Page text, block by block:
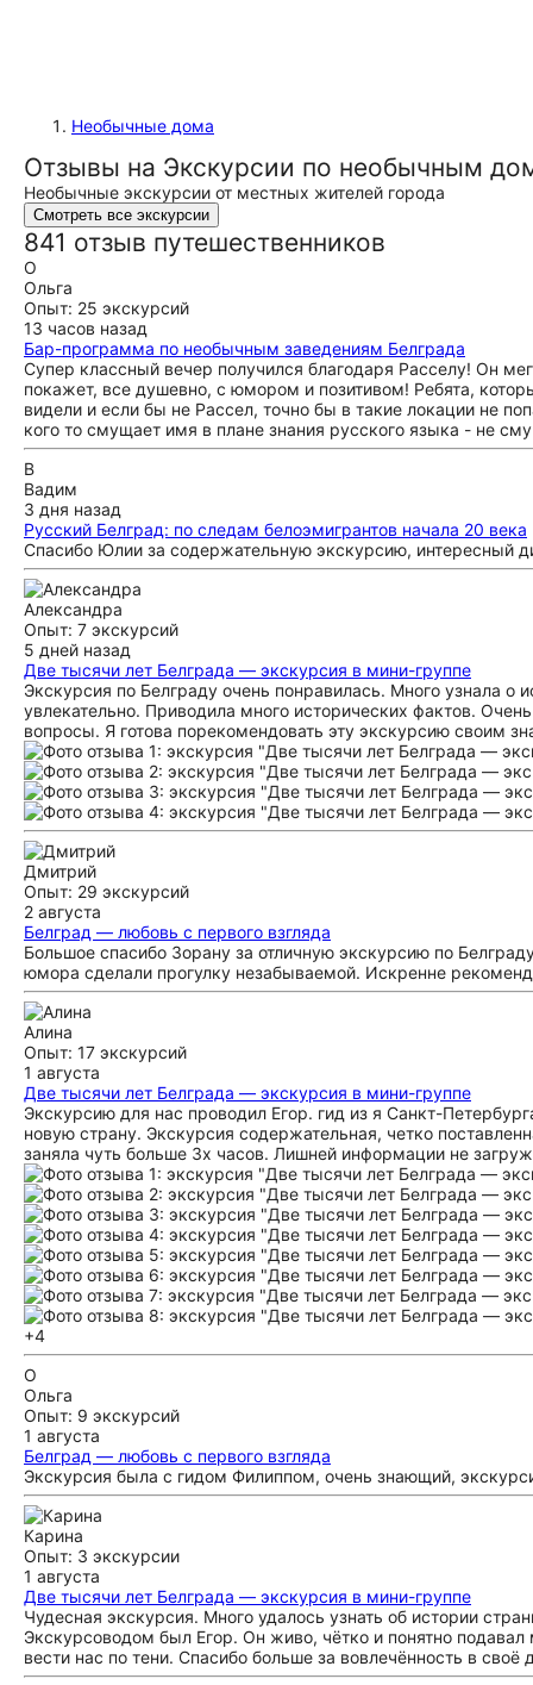
Необычные дома
Отзывы на Экскурсии по необычным
Необычные экскурсии от местных жителей города
Смотреть все экскурсии
841 отзыв путешественников
О
Ольга
Опыт: 25 экскурсий
13 часов назад
Бар-программа по необычным заведениям Белграда
Супер классный вечер получился благодаря Расселу! Он
покажет, все душевно, с юмором и позитивом! Ребята,
видели и если бы не Рассел, точно бы в такие локации не
кого то смущает имя в плане знания русского языка - не
В
Вадим
3 дня назад
Русский Белград: по следам белоэмигрантов начала 20 века
Спасибо Юлии за содержательную экскурсию, интересный
Александра
Опыт: 7 экскурсий
5 дней назад
Две тысячи лет Белграда — экскурсия в мини-группе
Экскурсия по Белграду очень понравилась. Много узнала о
увлекательно. Приводила много исторических фактов.
вопросы. Я готова порекомендовать эту экскурсию своим
Дмитрий
Опыт: 29 экскурсий
2 августа
Белград — любовь с первого взгляда
Большое спасибо Зорану за отличную экскурсию по
юмора сделали прогулку незабываемой. Искренне
Алина
Опыт: 17 экскурсий
1 августа
Две тысячи лет Белграда — экскурсия в мини-группе
Экскурсию для нас проводил Егор. гид из я Санкт-
новую страну. Экскурсия содержательная, четко
заняла чуть больше 3х часов. Лишней информации не
+4
О
Ольга
Опыт: 9 экскурсий
1 августа
Белград — любовь с первого взгляда
Экскурсия была с гидом Филиппом, очень знающий,
Карина
Опыт: 3 экскурсии
1 августа
Две тысячи лет Белграда — экскурсия в мини-группе
Чудесная экскурсия. Много удалось узнать об истории
Экскурсоводом был Егор. Он живо, чётко и понятно
вести нас по тени. Спасибо больше за вовлечённость в